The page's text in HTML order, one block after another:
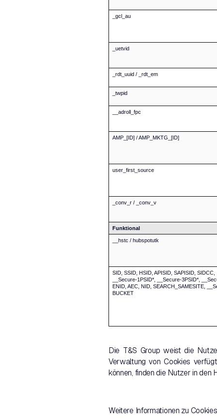
_gcl_au
_uetvid
_rdt_uuid / _rdt_em
_twpid
__adroll_fpc
AMP_[ID] / AMP_MKTG_[ID]
user_first_source
_conv_r / _conv_v
Funktional
__hstc / hubspotutk
SID, SSID, HSID, APISID, SAPISID, SIDCC,
__Secure-1PSID*, __Secure-3PSID*,
ENID, AEC, NID, SEARCH_SAMESITE,
BUCKET
Die T&S Group weist die
Verwaltung von Cookies
können, finden die Nutzer in den
Weitere Informationen zu